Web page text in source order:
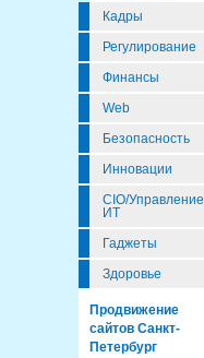
Кадры
Регулирование
Финансы
Web
Безопасность
Инновации
CIO/Управление
ИТ
Гаджеты
Здоровье
Продвижение
сайтов Санкт-
Петербург